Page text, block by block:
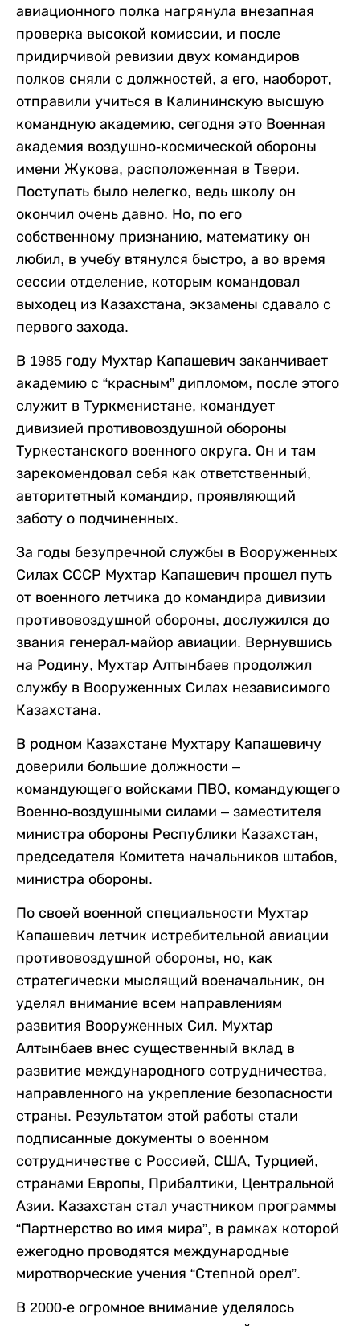
авиационного полка нагрянула внезапная
проверка высокой комиссии, и после
придирчивой ревизии двух командиров
полков сняли с должностей, а его, наоборот,
отправили учиться в Калининскую высшую
командную академию, сегодня это Военная
академия воздушно-космической обороны
имени Жукова, расположенная в Твери.
Поступать было нелегко, ведь школу он
окончил очень давно. Но, по его
собственному признанию, математику он
любил, в учебу втянулся быстро, а во время
сессии отделение, которым командовал
выходец из Казахстана, экзамены сдавало с
первого захода.
В 1985 году Мухтар Капашевич заканчивает
академию с “красным” дипломом, после этого
служит в Туркменистане, командует
дивизией противовоздушной обороны
Туркестанского военного округа. Он и там
зарекомендовал себя как ответственный,
авторитетный командир, проявляющий
заботу о подчиненных.
За годы безупречной службы в Вооруженных
Силах СССР Мухтар Капашевич прошел путь
от военного летчика до командира дивизии
противовоздушной обороны, дослужился до
звания генерал-майор авиации. Вернувшись
на Родину, Мухтар Алтынбаев продолжил
службу в Вооруженных Силах независимого
Казахстана.
В родном Казахстане Мухтару Капашевичу
доверили большие должности –
командующего войсками ПВО, командующего
Военно-воздушными силами – заместителя
министра обороны Республики Казахстан,
председателя Комитета начальников штабов,
министра обороны.
По своей военной специальности Мухтар
Капашевич летчик истребительной авиации
противовоздушной обороны, но, как
стратегически мыслящий военачальник, он
уделял внимание всем направлениям
развития Вооруженных Сил. Мухтар
Алтынбаев внес существенный вклад в
развитие международного сотрудничества,
направленного на укрепление безопасности
страны. Результатом этой работы стали
подписанные документы о военном
сотрудничестве с Россией, США, Турцией,
странами Европы, Прибалтики, Центральной
Азии. Казахстан стал участником программы
“Партнерство во имя мира”, в рамках которой
ежегодно проводятся международные
миротворческие учения “Степной орел”.
В 2000-е огромное внимание уделялось